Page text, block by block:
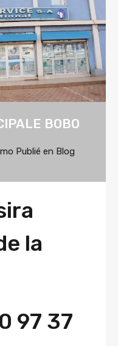
BOBO
Publié en Blog
la
97 37